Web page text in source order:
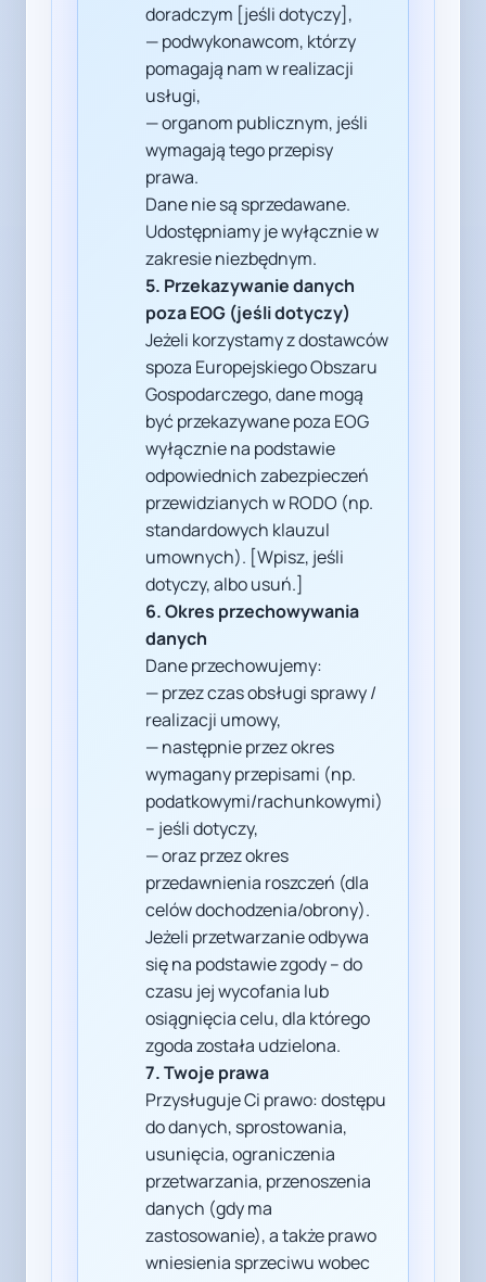
doradczym [jeśli dotyczy],
— podwykonawcom, którzy
pomagają nam w realizacji
usługi,
— organom publicznym, jeśli
wymagają tego przepisy
prawa.
Dane nie są sprzedawane.
Udostępniamy je wyłącznie w
zakresie niezbędnym.
5. Przekazywanie danych
poza EOG (jeśli dotyczy)
Jeżeli korzystamy z dostawców
spoza Europejskiego Obszaru
Gospodarczego, dane mogą
być przekazywane poza EOG
wyłącznie na podstawie
odpowiednich zabezpieczeń
przewidzianych w RODO (np.
standardowych klauzul
umownych). [Wpisz, jeśli
dotyczy, albo usuń.]
6. Okres przechowywania
danych
Dane przechowujemy:
— przez czas obsługi sprawy /
realizacji umowy,
— następnie przez okres
wymagany przepisami (np.
podatkowymi/rachunkowymi)
– jeśli dotyczy,
— oraz przez okres
przedawnienia roszczeń (dla
celów dochodzenia/obrony).
Jeżeli przetwarzanie odbywa
się na podstawie zgody – do
czasu jej wycofania lub
osiągnięcia celu, dla którego
zgoda została udzielona.
7. Twoje prawa
Przysługuje Ci prawo: dostępu
do danych, sprostowania,
usunięcia, ograniczenia
przetwarzania, przenoszenia
danych (gdy ma
zastosowanie), a także prawo
wniesienia sprzeciwu wobec